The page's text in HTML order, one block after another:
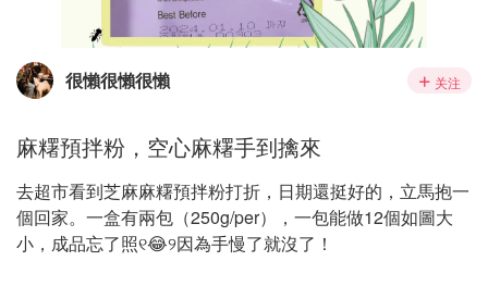
很懶很懶很懶 关注
麻糬預拌粉，空心麻糬手到擒來
去超市看到芝麻麻糬預拌粉打折，日期還挺好的，立馬抱一
個回家。一盒有兩包（250g/per），一包能做12個如圖大
小，成品忘了照୧😂୨因為手慢了就沒了！